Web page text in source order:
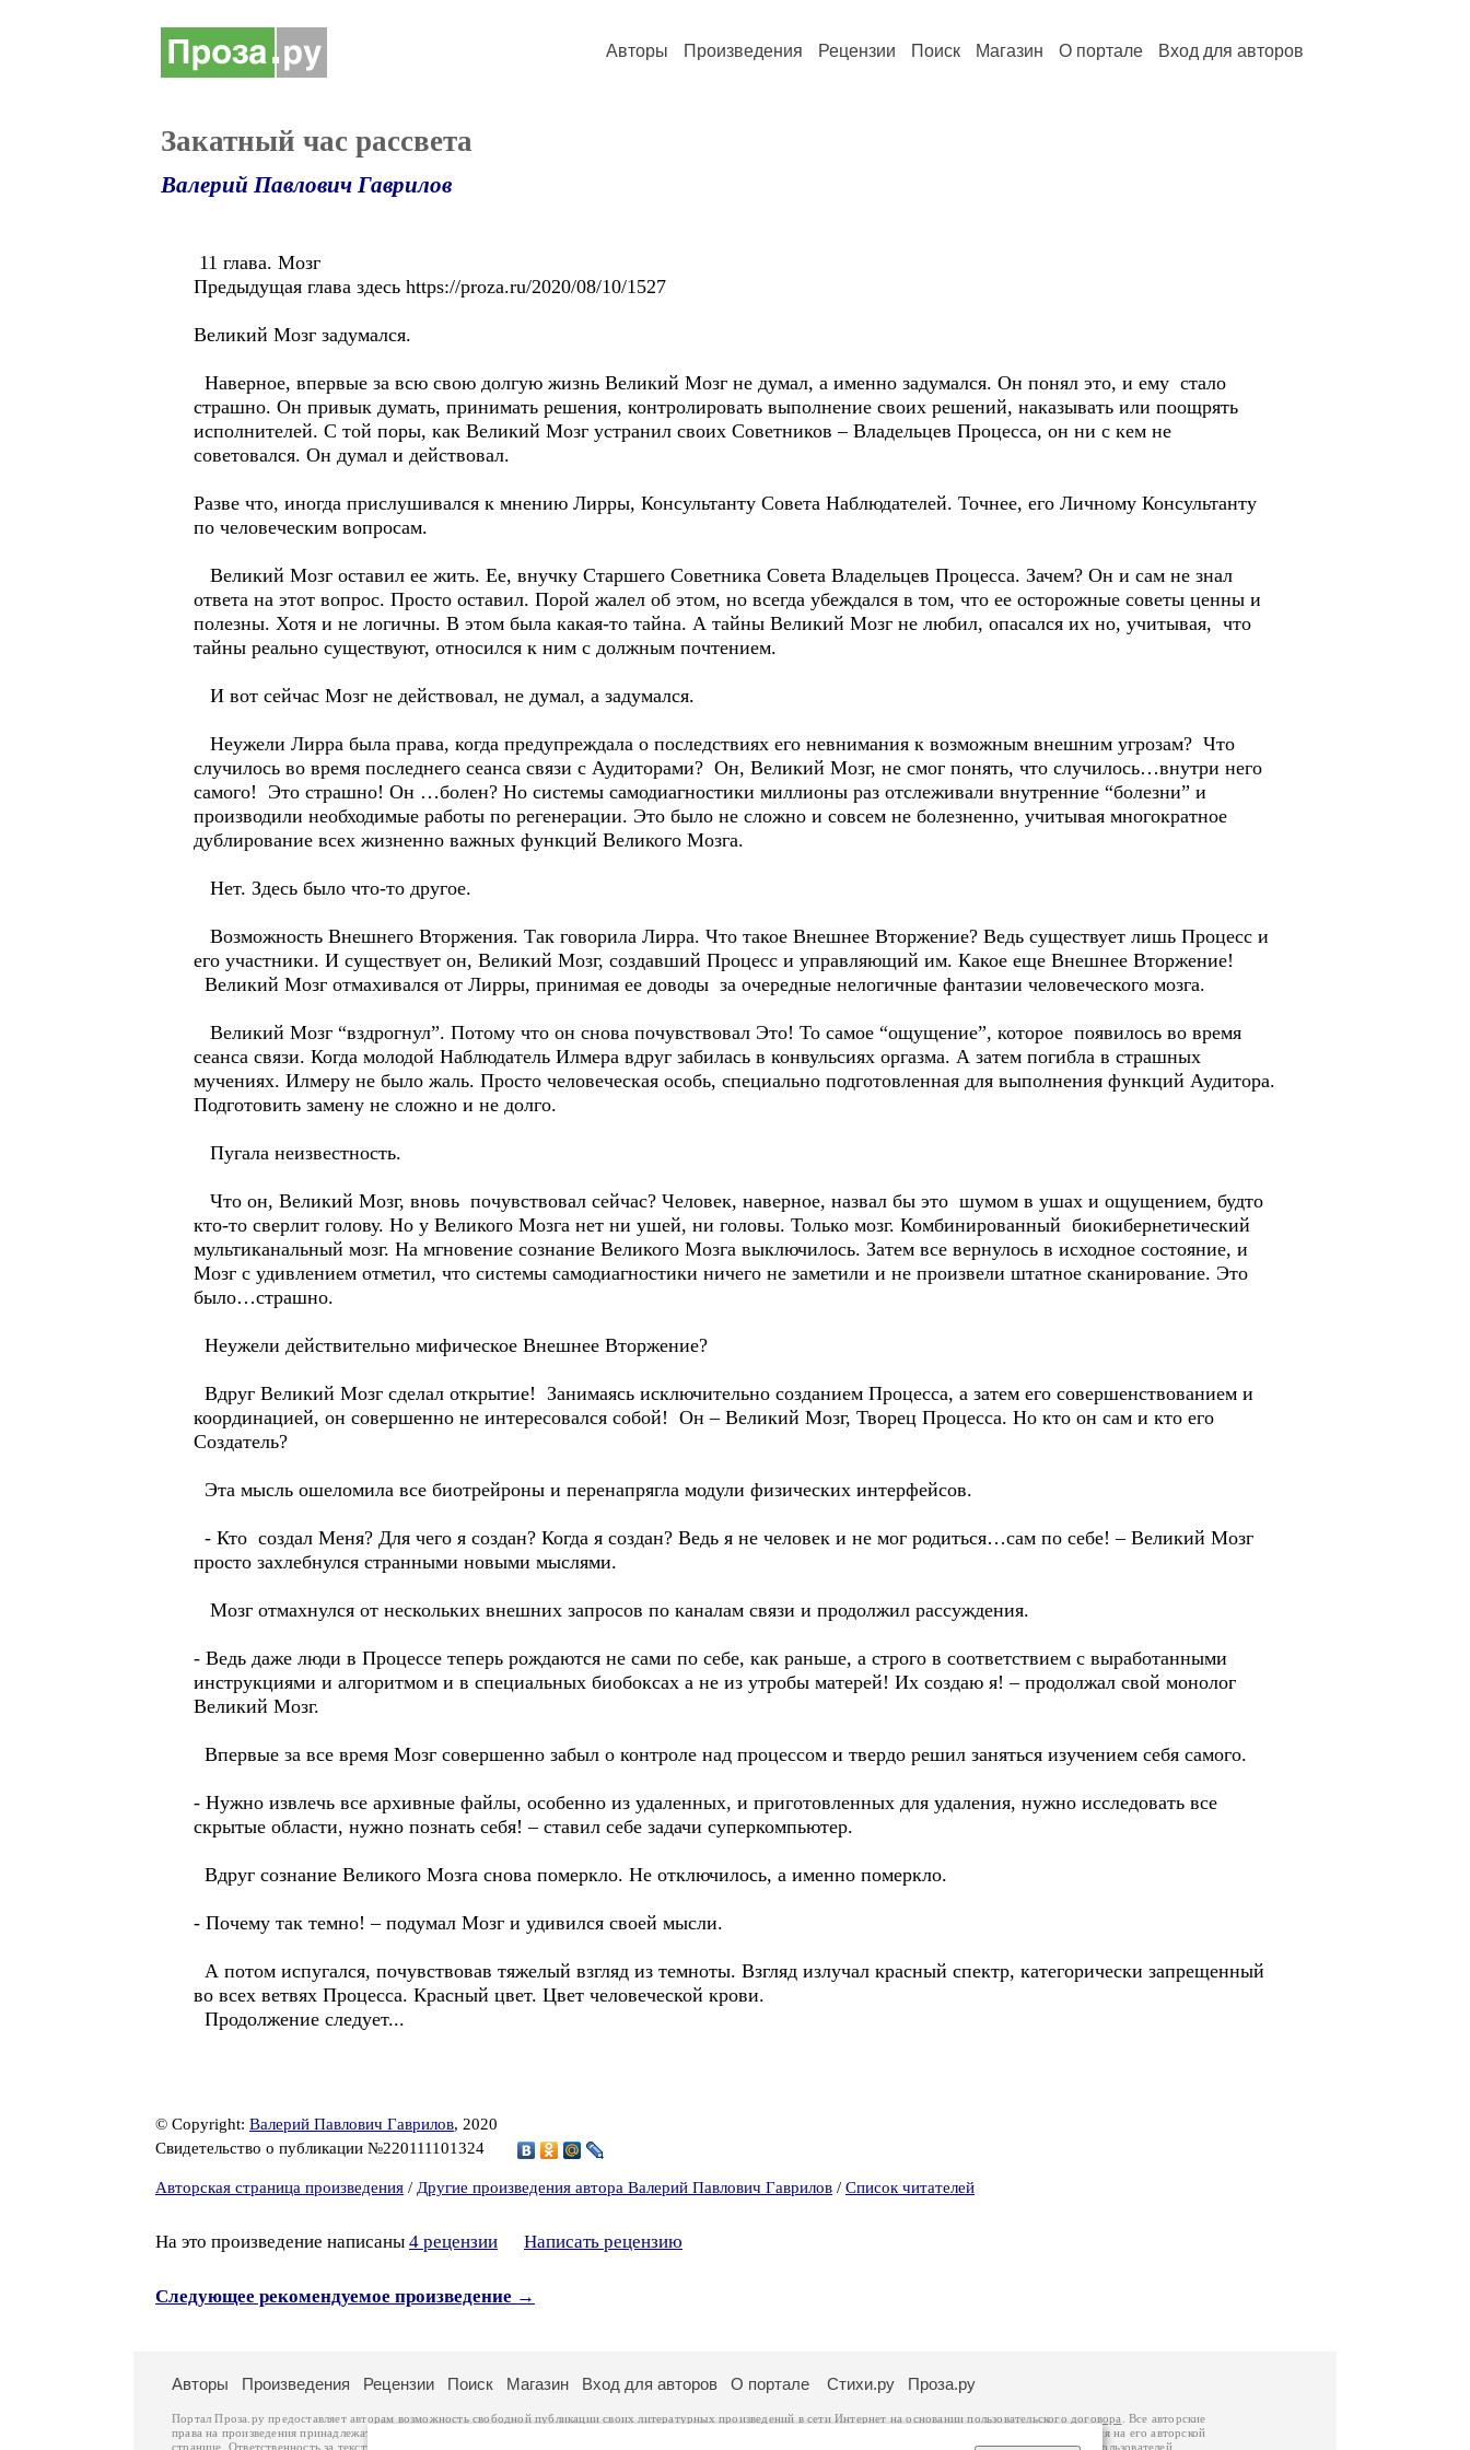
Авторы Произведения Рецензии Поиск Магазин О портале Вход для авторов
Закатный час рассвета
Валерий Павлович Гаврилов
11 глава. Мозг
Предыдущая глава здесь https://proza.ru/2020/08/10/1527
Великий Мозг задумался.
Наверное, впервые за всю свою долгую жизнь Великий Мозг не думал, а именно задумался. Он понял это, и ему стало
страшно. Он привык думать, принимать решения, контролировать выполнение своих решений, наказывать или поощрять
исполнителей. С той поры, как Великий Мозг устранил своих Советников – Владельцев Процесса, он ни с кем не
советовался. Он думал и действовал.
Разве что, иногда прислушивался к мнению Лирры, Консультанту Совета Наблюдателей. Точнее, его Личному Консультанту
по человеческим вопросам.
Великий Мозг оставил ее жить. Ее, внучку Старшего Советника Совета Владельцев Процесса. Зачем? Он и сам не знал
ответа на этот вопрос. Просто оставил. Порой жалел об этом, но всегда убеждался в том, что ее осторожные советы ценны и
полезны. Хотя и не логичны. В этом была какая-то тайна. А тайны Великий Мозг не любил, опасался их но, учитывая, что
тайны реально существуют, относился к ним с должным почтением.
И вот сейчас Мозг не действовал, не думал, а задумался.
Неужели Лирра была права, когда предупреждала о последствиях его невнимания к возможным внешним угрозам? Что
случилось во время последнего сеанса связи с Аудиторами? Он, Великий Мозг, не смог понять, что случилось…внутри него
самого! Это страшно! Он …болен? Но системы самодиагностики миллионы раз отслеживали внутренние “болезни” и
производили необходимые работы по регенерации. Это было не сложно и совсем не болезненно, учитывая многократное
дублирование всех жизненно важных функций Великого Мозга.
Нет. Здесь было что-то другое.
Возможность Внешнего Вторжения. Так говорила Лирра. Что такое Внешнее Вторжение? Ведь существует лишь Процесс и
его участники. И существует он, Великий Мозг, создавший Процесс и управляющий им. Какое еще Внешнее Вторжение!
Великий Мозг отмахивался от Лирры, принимая ее доводы за очередные нелогичные фантазии человеческого мозга.
Великий Мозг “вздрогнул”. Потому что он снова почувствовал Это! То самое “ощущение”, которое появилось во время
сеанса связи. Когда молодой Наблюдатель Илмера вдруг забилась в конвульсиях оргазма. А затем погибла в страшных
мучениях. Илмеру не было жаль. Просто человеческая особь, специально подготовленная для выполнения функций Аудитора.
Подготовить замену не сложно и не долго.
Пугала неизвестность.
Что он, Великий Мозг, вновь почувствовал сейчас? Человек, наверное, назвал бы это шумом в ушах и ощущением, будто
кто-то сверлит голову. Но у Великого Мозга нет ни ушей, ни головы. Только мозг. Комбинированный биокибернетический
мультиканальный мозг. На мгновение сознание Великого Мозга выключилось. Затем все вернулось в исходное состояние, и
Мозг с удивлением отметил, что системы самодиагностики ничего не заметили и не произвели штатное сканирование. Это
было…страшно.
Неужели действительно мифическое Внешнее Вторжение?
Вдруг Великий Мозг сделал открытие! Занимаясь исключительно созданием Процесса, а затем его совершенствованием и
координацией, он совершенно не интересовался собой! Он – Великий Мозг, Творец Процесса. Но кто он сам и кто его
Создатель?
Эта мысль ошеломила все биотрейроны и перенапрягла модули физических интерфейсов.
- Кто создал Меня? Для чего я создан? Когда я создан? Ведь я не человек и не мог родиться…сам по себе! – Великий Мозг
просто захлебнулся странными новыми мыслями.
Мозг отмахнулся от нескольких внешних запросов по каналам связи и продолжил рассуждения.
- Ведь даже люди в Процессе теперь рождаются не сами по себе, как раньше, а строго в соответствием с выработанными
инструкциями и алгоритмом и в специальных биобоксах а не из утробы матерей! Их создаю я! – продолжал свой монолог
Великий Мозг.
Впервые за все время Мозг совершенно забыл о контроле над процессом и твердо решил заняться изучением себя самого.
- Нужно извлечь все архивные файлы, особенно из удаленных, и приготовленных для удаления, нужно исследовать все
скрытые области, нужно познать себя! – ставил себе задачи суперкомпьютер.
Вдруг сознание Великого Мозга снова померкло. Не отключилось, а именно померкло.
- Почему так темно! – подумал Мозг и удивился своей мысли.
А потом испугался, почувствовав тяжелый взгляд из темноты. Взгляд излучал красный спектр, категорически запрещенный
во всех ветвях Процесса. Красный цвет. Цвет человеческой крови.
Продолжение следует...
© Copyright: Валерий Павлович Гаврилов, 2020
Свидетельство о публикации №220111101324
Авторская страница произведения / Другие произведения автора Валерий Павлович Гаврилов / Список читателей
На это произведение написаны 4 рецензии Написать рецензию
Следующее рекомендуемое произведение →
Авторы Произведения Рецензии Поиск Магазин Вход для авторов О портале Стихи.ру Проза.ру
Портал Проза.ру предоставляет авторам возможность свободной публикации своих литературных произведений в сети Интернет на основаниипользовательского договора
. Все авторские
права на произведения принадлежат авторам и охраняются
. Перепечатка произведений возможна только с согласия его автора, к которому вы можете обратиться на его авторской
странице. Ответственность за тексты произведений авторы несут самостоятельно на основании
законодательства Российской Федерации. Данные пользователей